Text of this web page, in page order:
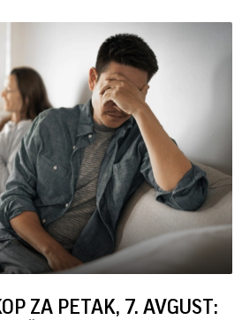
ZA PETAK, 7. AVGUST: